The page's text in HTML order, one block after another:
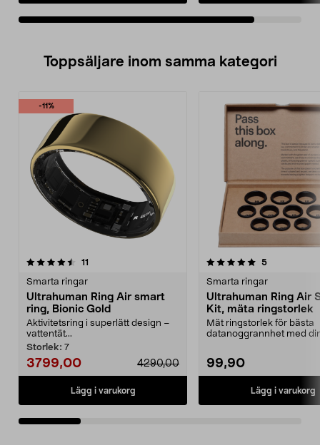
Toppsäljare inom samma kategori
-11%
11
Smarta ringar
Ultrahuman Ring Air smart
ring, Bionic Gold
Aktivitetsring i superlätt design –
vattentät...
Storlek: 7
3799,00 4290,00
Lägg i varukorg
5.0 av 5 stjärnor 5recensioner
Smarta ringar
Ultrahuman Ring Air
Kit, mäta ringstorlek
Mät ringstorlek för bästa
datanoggrannhet med
99,90
Lägg i varukorg
3.5 av 5 stjärnor